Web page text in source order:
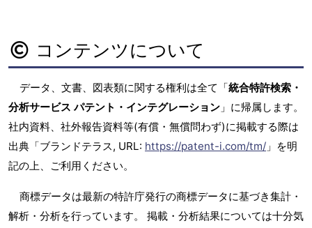
コンテンツについて
データ、文書、図表類に関する権利は全て「統合特許検索・
分析サービス パテント・インテグレーション 」に帰属します。
社内資料、社外報告資料等(有償・無償問わず)に掲載する際は
出典「ブランドテラス, URL: https://patent-i.com/tm/ 」を明
記の上、ご利用ください。
商標データは最新の特許庁発行の商標データに基づき集計・
解析・分析を行っています。 掲載・分析結果については十分気